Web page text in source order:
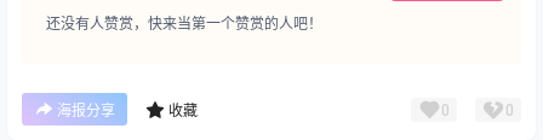
还没有人赞赏，快来当第一个赞赏的人吧！
海报分享 收藏 0 0